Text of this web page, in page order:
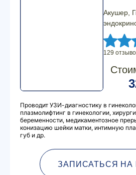
Акушер,
129
Проводит УЗИ-диагностику в
плазмолифтинг в гинекологии,
беременности, медикаментозное
конизацию шейки матки, интимную
губ и др.
ЗАПИСАТЬСЯ НА